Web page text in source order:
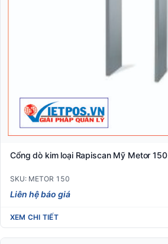
Cổng dò kim loại Rapiscan Mỹ Metor 150
SKU: METOR 150
Liên hệ báo giá
XEM CHI TIẾT